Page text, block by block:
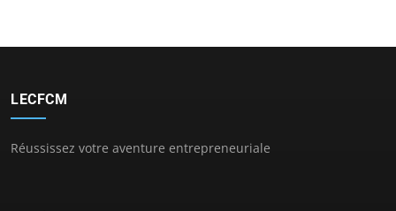
LECFCM
Réussissez votre aventure entrepreneuriale